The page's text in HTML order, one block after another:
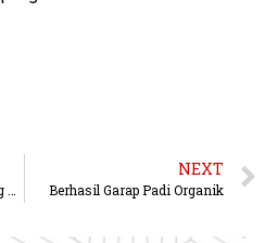
Gelaran Telkomsel Oh My Gig Hadirkan Girl Band KPop
NEXT
Berhasil Garap Padi Organik